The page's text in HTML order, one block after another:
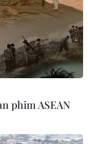
sử dụng
cáo
tin và Truyền thông
phim ASEAN